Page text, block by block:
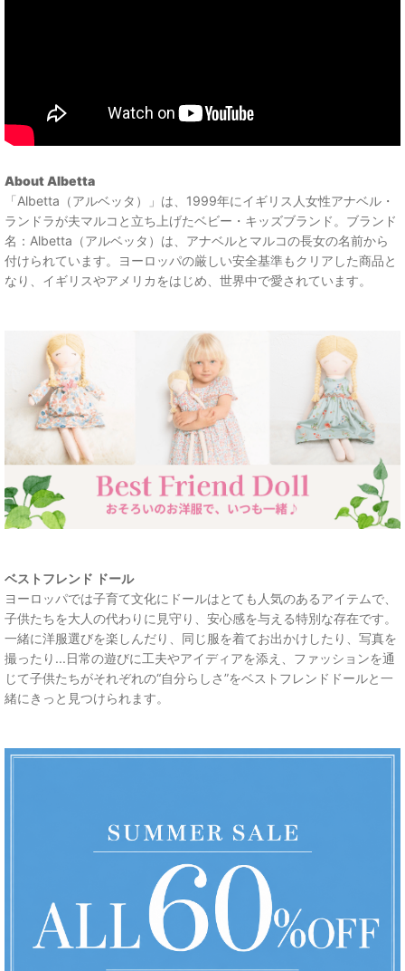
About Albetta
「Albetta（アルベッタ）」は、1999年にイギリス人女性アナベル・
ランドラが夫マルコと立ち上げたベビー・キッズブランド。ブランド
名：Albetta（アルベッタ）は、アナベルとマルコの長女の名前から
付けられています。ヨーロッパの厳しい安全基準もクリアした商品と
なり、イギリスやアメリカをはじめ、世界中で愛されています。
ベストフレンド ドール
ヨーロッパでは子育て文化にドールはとても人気のあるアイテムで、
子供たちを大人の代わりに見守り、安心感を与える特別な存在です。
一緒に洋服選びを楽しんだり、同じ服を着てお出かけしたり、写真を
撮ったり...日常の遊びに工夫やアイディアを添え、ファッションを通
じて子供たちがそれぞれの“自分らしさ”をベストフレンドドールと一
緒にきっと見つけられます。